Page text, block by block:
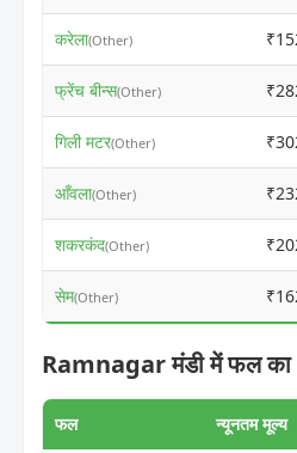
करेला(Other)
फ्रेंच बीन्स(Other)
गिली मटर(Other)
आँवला(Other)
शकरकंद(Other)
सेम(Other)
Ramnagar मंडी में फल का
फल न्यूनतम मूल्य